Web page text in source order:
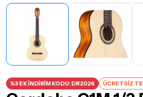
%3 EK İNDİRİM KODU: DR2026 ÜCRETSİZ